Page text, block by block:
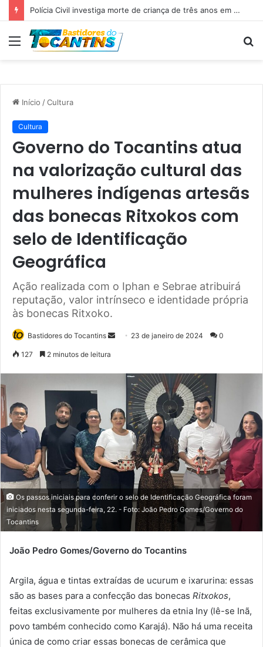
Professora Dorinha lidera disputa pelo Governo do Tocantins com 37,4% das intenções de voto, aponta pesquisa
Menu
Início /Cultura
Cultura
Governo do Tocantins atua
na valorização cultural das
mulheres indígenas artesãs
das bonecas Ritxokos com
selo de Identificação
Geográfica
Ação realizada com o Iphan e Sebrae atribuirá
reputação, valor intrínseco e identidade própria
às bonecas Ritxoko.
Bastidores do Tocantins
u
m
e
-
m
23 de janeiro de 2024 0
127 2 minutos de leitura
Os passos iniciais para conferir o selo de Identificação Geográfica foram
iniciados nesta segunda-feira, 22. - Foto: João Pedro Gomes/Governo do
Tocantins
João Pedro Gomes/Governo do Tocantins
Argila, água e tintas extraídas de ucurum e ixarurina: essas
são as bases para a confecção das bonecas Ritxokos,
feitas exclusivamente por mulheres da etnia Iny (lê-se Inã,
povo também conhecido como Karajá). Não há uma receita
única de como criar essas bonecas de cerâmica que